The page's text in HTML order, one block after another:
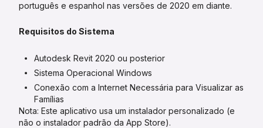
português e espanhol nas versões de 2020 em diante.
Requisitos do Sistema
Autodesk Revit 2020 ou posterior
Sistema Operacional Windows
Conexão com a Internet Necessária para Visualizar as
Famílias
Nota: Este aplicativo usa um instalador personalizado (e
não o instalador padrão da App Store).